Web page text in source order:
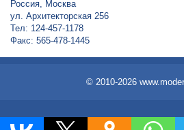
Россия, Москва
ул. Архитекторская 256
Тел: 124-457-1178
Факс: 565-478-1445
© 2010-2026